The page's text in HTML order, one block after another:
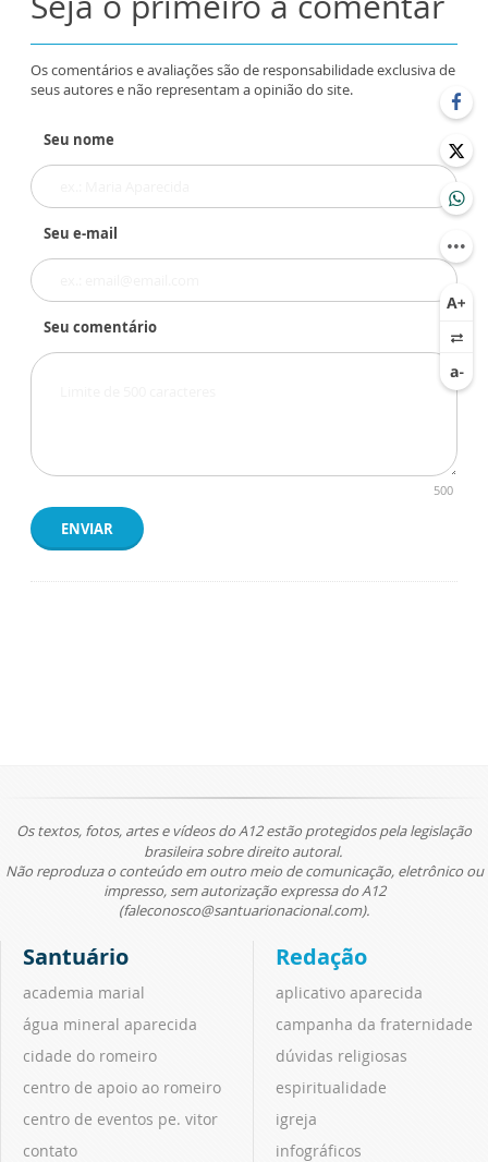
Os comentários e avaliações são de responsabilidade exclusiva de
seus autores e não representam a opinião do site.
Seu nome
Seu e-mail
Seu comentário
500
ENVIAR
Os textos, fotos, artes e vídeos do A12 estão protegidos pela legislação
brasileira sobre direito autoral.
Não reproduza o conteúdo em outro meio de comunicação, eletrônico ou
impresso, sem autorização expressa do A12
(faleconosco@santuarionacional.com).
Santuário
academia marial
água mineral aparecida
cidade do romeiro
centro de apoio ao romeiro
centro de eventos pe. vitor
contato
Redação
aplicativo aparecida
campanha da fraternidade
dúvidas religiosas
espiritualidade
igreja
infográficos